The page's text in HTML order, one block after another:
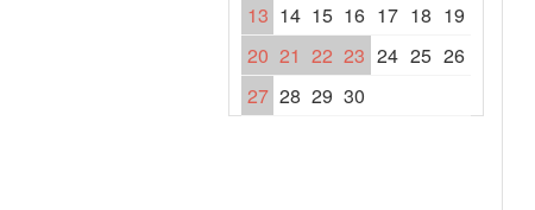
13 14 15 16 17 18 19
20 21 22 23 24 25 26
27 28 29 30